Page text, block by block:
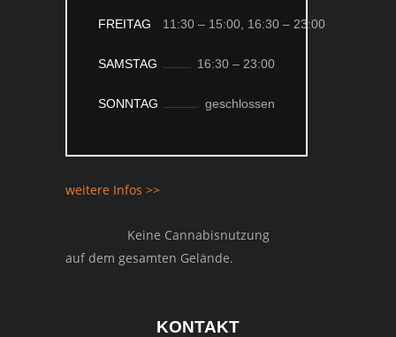
FREITAG 11:30 – 15:00, 16:30 – 23:00
SAMSTAG 16:30 – 23:00
SONNTAG geschlossen
weitere Infos >>
Keine Cannabisnutzung
auf dem gesamten Gelände.
KONTAKT